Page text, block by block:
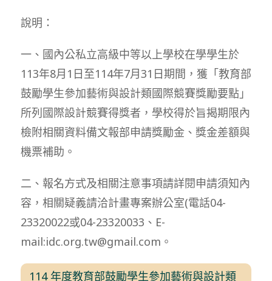
說明：
一、國內公私立高級中等以上學校在學學生於
113年8月1日至114年7月31日期間，獲「教育部
鼓勵學生參加藝術與設計類國際競賽獎勵要點」
所列國際設計競賽得獎者，學校得於旨揭期限內
檢附相關資料備文報部申請獎勵金、獎金差額與
機票補助。
二、報名方式及相關注意事項請詳閱申請須知內
容，相關疑義請洽計畫專案辦公室(電話04-
23320022或04-23320033、E-
mail:idc.org.tw@gmail.com。
114 年度教育部鼓勵學生參加藝術與設計類